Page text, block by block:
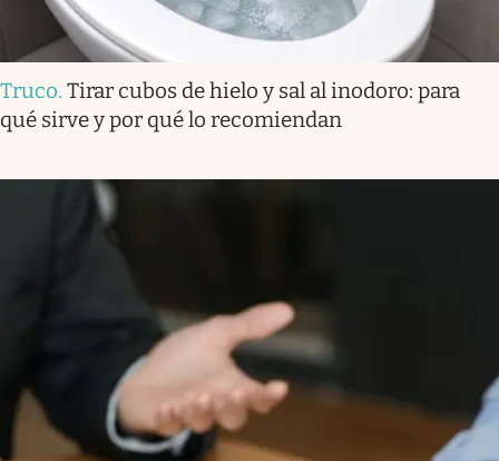
Truco. Tirar cubos de hielo y sal al inodoro: para
qué sirve y por qué lo recomiendan